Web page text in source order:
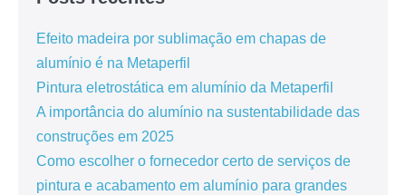
Efeito madeira por sublimação em chapas de
alumínio é na Metaperfil
Pintura eletrostática em alumínio da Metaperfil
A importância do alumínio na sustentabilidade das
construções em 2025
Como escolher o fornecedor certo de serviços de
pintura e acabamento em alumínio para grandes